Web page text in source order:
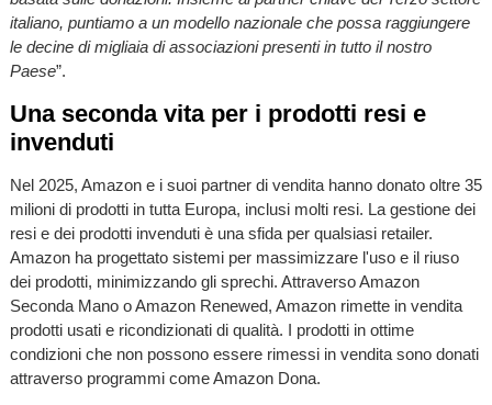
italiano, puntiamo a un modello nazionale che possa raggiungere
le decine di migliaia di associazioni presenti in tutto il nostro
Paese”.
Una seconda vita per i prodotti resi e
invenduti
Nel 2025, Amazon e i suoi partner di vendita hanno donato oltre 35
milioni di prodotti in tutta Europa, inclusi molti resi. La gestione dei
resi e dei prodotti invenduti è una sfida per qualsiasi retailer.
Amazon ha progettato sistemi per massimizzare l'uso e il riuso
dei prodotti, minimizzando gli sprechi. Attraverso Amazon
Seconda Mano o Amazon Renewed, Amazon rimette in vendita
prodotti usati e ricondizionati di qualità. I prodotti in ottime
condizioni che non possono essere rimessi in vendita sono donati
attraverso programmi come Amazon Dona.